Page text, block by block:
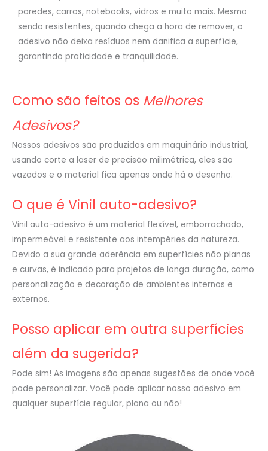
paredes, carros, notebooks, vidros e muito mais. Mesmo
sendo resistentes, quando chega a hora de remover, o
adesivo não deixa resíduos nem danifica a superfície,
garantindo praticidade e tranquilidade.
Como são feitos os Melhores
Adesivos?
Nossos adesivos são produzidos em maquinário industrial,
usando corte a laser de precisão milimétrica, eles são
vazados e o material fica apenas onde há o desenho.
O que é Vinil auto-adesivo?
Vinil auto-adesivo é um material flexível, emborrachado,
impermeável e resistente aos intempéries da natureza.
Devido a sua grande aderência em superfícies não planas
e curvas, é indicado para projetos de longa duração, como
personalização e decoração de ambientes internos e
externos.
Posso aplicar em outra superfícies
além da sugerida?
Pode sim! As imagens são apenas sugestões de onde você
pode personalizar. Você pode aplicar nosso adesivo em
qualquer superfície regular, plana ou não!